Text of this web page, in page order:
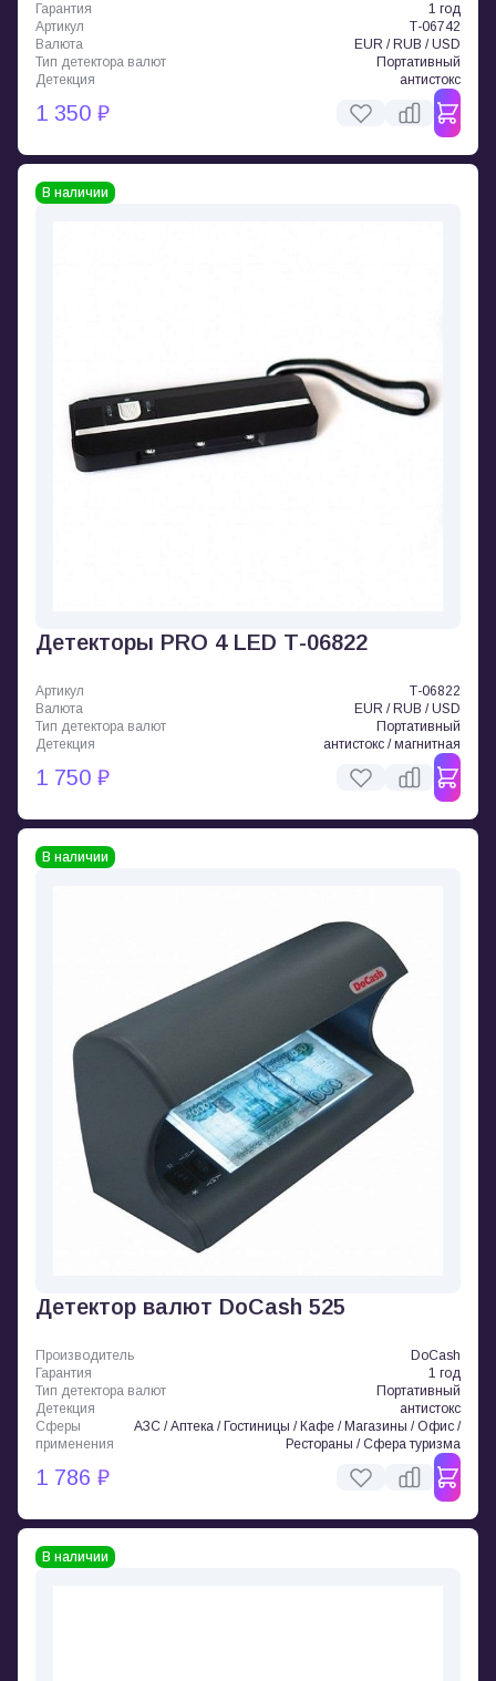
Гарантия
1 год
Артикул
Т-06742
Валюта
EUR / RUB / USD
Тип детектора валют
Портативный
Детекция
антистокс
1 350 ₽
В наличии
Детекторы PRO 4 LED Т-06822
Артикул
Т-06822
Валюта
EUR / RUB / USD
Тип детектора валют
Портативный
Детекция
антистокс / магнитная
1 750 ₽
В наличии
Детектор валют DoCash 525
Производитель
DoCash
Гарантия
1 год
Тип детектора валют
Портативный
Детекция
антистокс
Сферы
применения
АЗС / Аптека / Гостиницы / Кафе / Магазины / Офис /
Рестораны / Сфера туризма
1 786 ₽
В наличии